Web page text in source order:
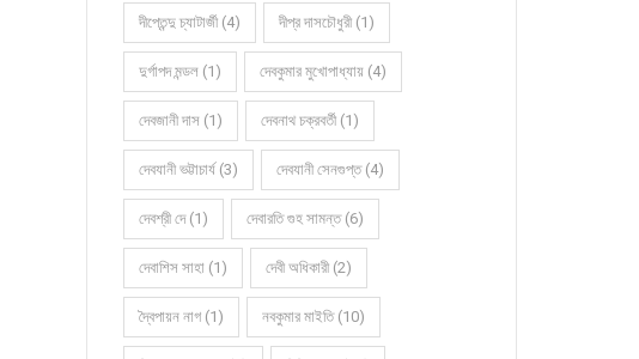
দীপ্তেন্দু চ্যাটার্জী (4) দীপ্র দাসচৌধুরী (1)
দুর্গাপদ মন্ডল (1) দেবকুমার মুখোপাধ্যায় (4)
দেবজানী দাস (1) দেবনাথ চক্রবর্তী (1)
দেবযানী ভট্টাচার্য (3) দেবযানী সেনগুপ্ত (4)
দেবশ্রী দে (1) দেবারতি গুহ সামন্ত (6)
দেবাশিস সাহা (1) দেবী অধিকারী (2)
দ্বৈপায়ন নাগ (1) নবকুমার মাইতি (10)